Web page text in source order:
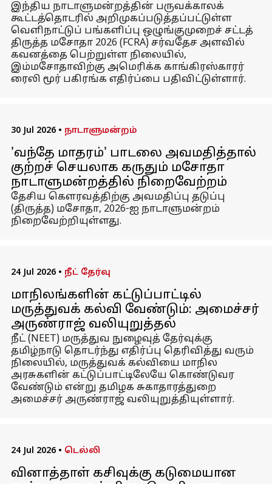
இந்திய நாடாளுமன்றத்தின் பருவக்காலக்
கூட்டத்தொடரில் அறிமுகப்படுத்தப்பட்டுள்ள
வெளிநாட்டுப் பங்களிப்பு ஒழுங்குமுறைச் சட்டத்
திருத்த மசோதா 2026 (FCRA) சர்வதேச அளவில்
கவனத்தை பெற்றுள்ள நிலையில்,
இம்மசோதாவிற்கு அமெரிக்க காங்கிரஸ்காரர்
ரைலி மூர் பகிரங்க எதிர்ப்பை பதிவிட்டுள்ளார்.
30 Jul 2026 • நாடாளுமன்றம்
'வந்தே மாதரம்' பாடலை அவமதித்தால்
குற்றச் செயலாக கருதும் மசோதா
நாடாளுமன்றத்தில் நிறைவேற்றம்
தேசிய கௌரவத்திற்கு அவமதிப்பு தடுப்பு
(திருத்த) மசோதா, 2026-ஐ நாடாளுமன்றம்
நிறைவேற்றியுள்ளது.
24 Jul 2026 • நீட் தேர்வு
மாநிலங்களின் கட்டுப்பாட்டில்
மருத்துவக் கல்வி வேண்டும்: அமைச்சர்
அருண்ராஜ் வலியுறுத்தல்
நீட் (NEET) மருத்துவ நுழைவுத் தேர்வுக்கு
தமிழ்நாடு தொடர்ந்து எதிர்ப்பு தெரிவித்து வரும்
நிலையில், மருத்துவக் கல்வியை மாநில
அரசுகளின் கட்டுப்பாட்டிலேயே கொண்டுவர
வேண்டும் என்று தமிழக சுகாதாரத்துறை
அமைச்சர் அருண்ராஜ் வலியுறுத்தியுள்ளார்.
24 Jul 2026 • டெல்லி
வினாத்தாள் கசிவுக்கு கடுமையான